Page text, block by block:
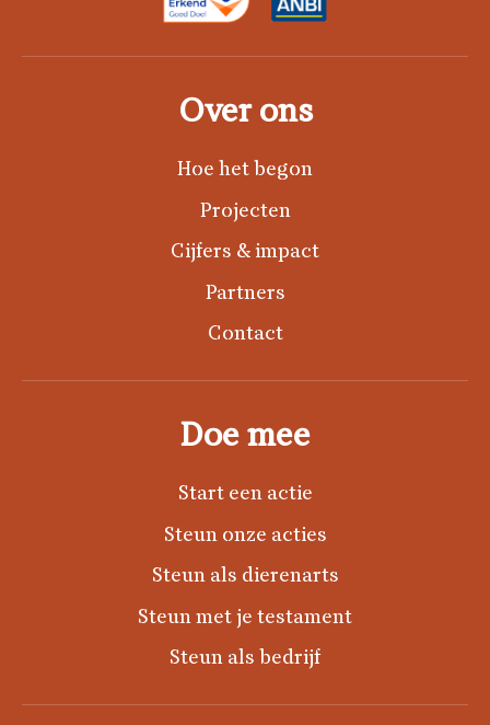
Over ons
Hoe het begon
Projecten
Cijfers & impact
Partners
Contact
Doe mee
Start een actie
Steun onze acties
Steun als dierenarts
Steun met je testament
Steun als bedrijf